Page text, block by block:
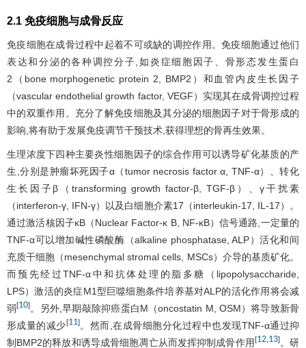
2.1 免疫细胞与成骨反应
免疫细胞在成骨过程中起着不可或缺的调控作用。免疫细胞通过他们
表达和分泌的各种调控分子,如炎症细胞因子、骨形态发生蛋白
2（bone morphogenetic protein 2, BMP2）和血管内皮生长因子
（vascular endothelial growth factor, VEGF）实现其在成骨调控过程
中的双重作用。充分了解免疫细胞及其分泌的细胞因子对于骨形成的
影响,将有助于发展免疫调节干预技术,获得理想的骨再生效果。
生理浓度下四种主要炎性细胞因子的综合作用可以诱导矿化基质的产
生,分别是肿瘤坏死因子α（tumor necrosis factor α, TNF-α）、转化
生长因子β（transforming growth factor-β, TGF-β）、γ干扰素
（interferon-γ, IFN-γ）以及白细胞介素17（interleukin-17, IL-17）。
通过激活核因子κB（Nuclear Factor-κ B, NF-κB）信号通路,一定量的
TNF-α可以增加碱性磷酸酶（alkaline phosphatase, ALP）活化和间
充质干细胞（mesenchymal stromal cells, MSCs）介导的基质矿化。
而预先经过TNF-α中和抗体处理的脂多糖（lipopolysaccharide,
LPS）激活的炎症M1型巨噬细胞条件培养基对ALP的活化作用将会减
弱[10] 。另外,早期敲除抑癌蛋白M（oncostatin M, OSM）将导致新骨
形成量的减少[11]。然而,在成骨细胞分化过程中也发现TNF-α通过抑
制BMP2的释放和诱导成骨细胞凋亡从而发挥抑制成骨作用 [12,13]。研